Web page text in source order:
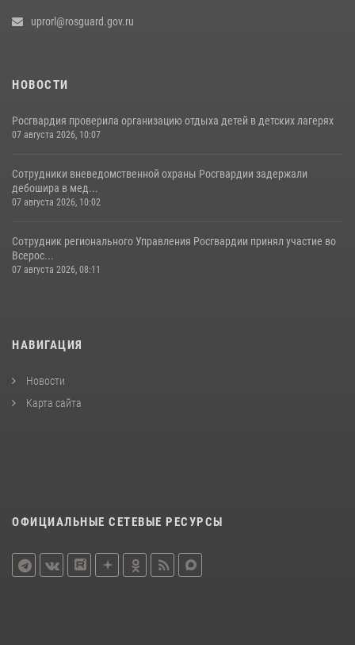
uprorl@rosguard.gov.ru
НОВОСТИ
Росгвардия проверила организацию отдыха детей в детских лагерях
07 августа 2026, 10:07
Сотрудники вневедомственной охраны Росгвардии задержали
дебошира в мед...
07 августа 2026, 10:02
Сотрудник регионального Управления Росгвардии принял участие во
Всерос...
07 августа 2026, 08:11
НАВИГАЦИЯ
Новости
Карта сайта
ОФИЦИАЛЬНЫЕ СЕТЕВЫЕ РЕСУРСЫ